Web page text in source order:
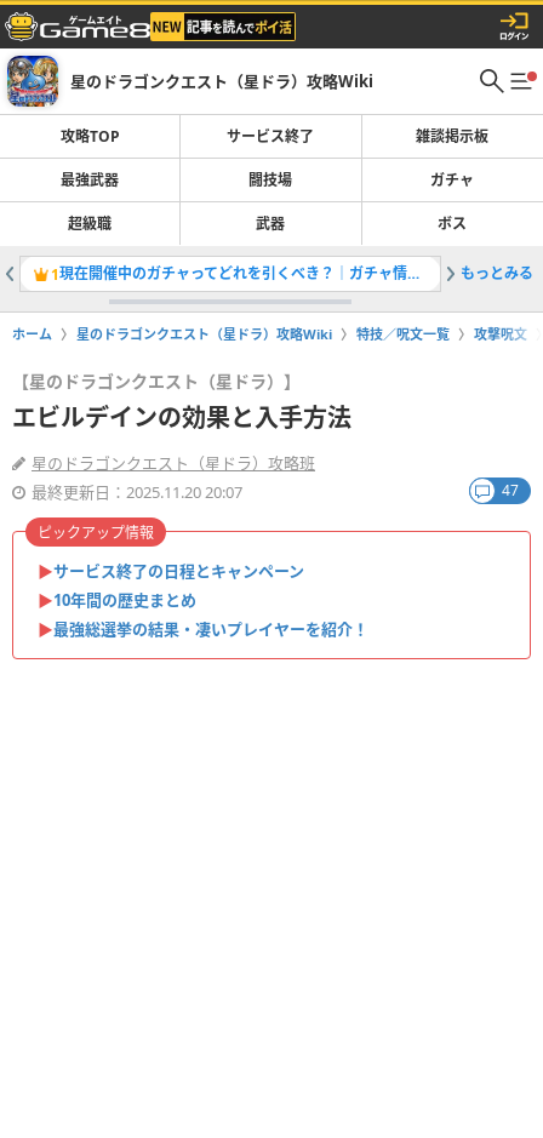
星のドラゴンクエスト（星ドラ）攻略Wiki
攻略TOP サービス終了 雑談掲示板
最強武器 闘技場 ガチャ
超級職 武器 ボス
1 現在開催中のガチャってどれを引くべき？｜ガチャ情報一覧 2ボルカ
もっとみる
ホーム 星のドラゴンクエスト（星ドラ）攻略Wiki 特技／呪文一覧 攻撃呪文
【星のドラゴンクエスト（星ドラ）】
エビルデインの効果と入手方法
星のドラゴンクエスト（星ドラ）攻略班
最終更新日：2025.11.20 20:07
47
▶︎サービス終了の日程とキャンペーン
▶︎10年間の歴史まとめ
▶︎最強総選挙の結果・凄いプレイヤーを紹介！
ピックアップ情報